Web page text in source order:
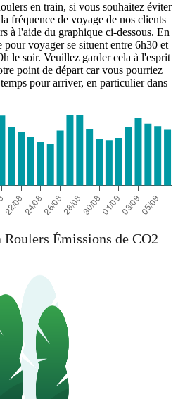
en train, si vous souhaitez éviter
fréquence de voyage de nos clients
à l'aide du graphique ci-dessous. En
pour voyager se situent entre 6h30 et
le soir. Veuillez garder cela à l'esprit
point de départ car vous pourriez
pour arriver, en particulier dans
Émissions de CO2